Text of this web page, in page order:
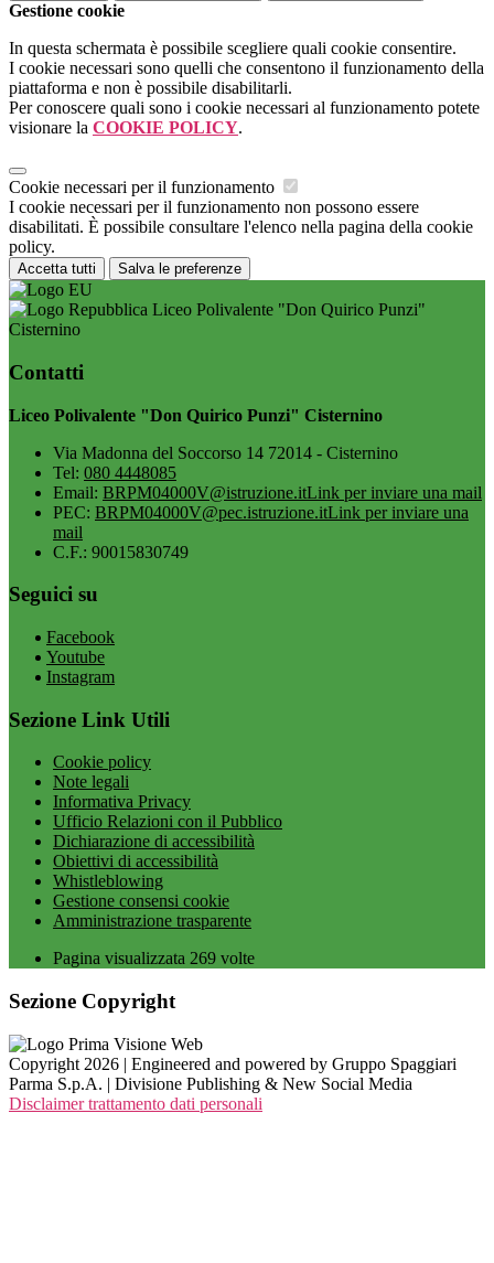
Gestione cookie
In questa schermata è possibile scegliere quali cookie consentire.
I cookie necessari sono quelli che consentono il funzionamento della
piattaforma e non è possibile disabilitarli.
Per conoscere quali sono i cookie necessari al funzionamento potete
visionare la COOKIE POLICY.
Cookie necessari per il funzionamento
I cookie necessari per il funzionamento non possono essere
disabilitati. È possibile consultare l'elenco nella pagina della cookie
policy.
Accetta tutti Salva le preferenze
Liceo Polivalente "Don Quirico Punzi"
Cisternino
Contatti
Liceo Polivalente "Don Quirico Punzi" Cisternino
Via Madonna del Soccorso 14 72014 - Cisternino
Tel: 080 4448085
Email: BRPM04000V@istruzione.itLink per inviare una mail
PEC: BRPM04000V@pec.istruzione.itLink per inviare una
mail
C.F.: 90015830749
Seguici su
Facebook
Youtube
Instagram
Sezione Link Utili
Cookie policy
Note legali
Informativa Privacy
Ufficio Relazioni con il Pubblico
Dichiarazione di accessibilità
Obiettivi di accessibilità
Whistleblowing
Gestione consensi cookie
Amministrazione trasparente
Pagina visualizzata 269 volte
Sezione Copyright
Copyright 2026 | Engineered and powered by Gruppo Spaggiari
Parma S.p.A. | Divisione Publishing & New Social Media
Disclaimer trattamento dati personali